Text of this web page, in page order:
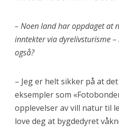
– Noen land har oppdaget at
inntekter via dyrelivsturisme
også?
– Jeg er helt sikker på at
eksempler som
opplevelser av vill natur til
love deg at bygdedyret